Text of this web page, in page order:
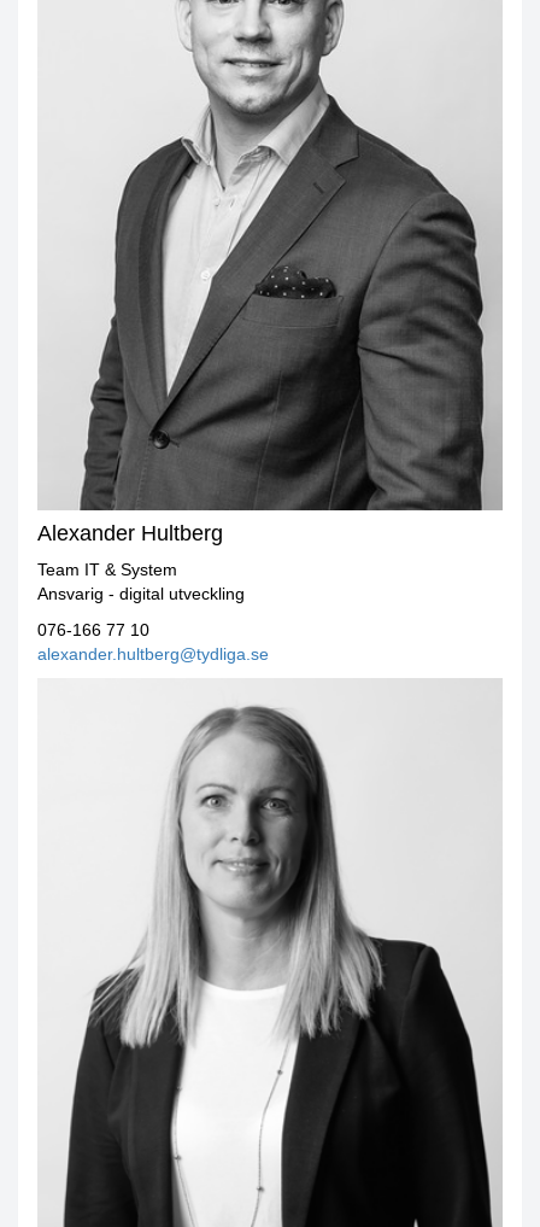
Alexander Hultberg
Team IT & System
Ansvarig - digital utveckling
076-166 77 10
alexander.hultberg@tydliga.se